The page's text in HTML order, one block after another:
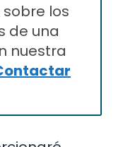
los
de una
nuestra